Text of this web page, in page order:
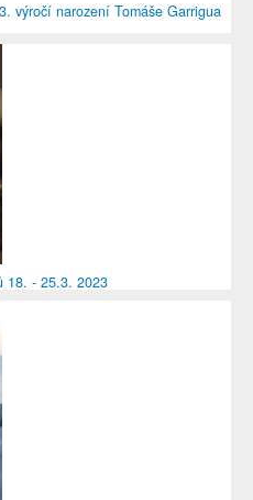
výročí narození Tomáše Garrigua
18. - 25.3. 2023